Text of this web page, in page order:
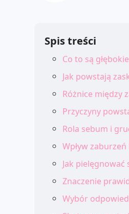
Spis treści
Co to są
Jak powstają
Różnice między
Przyczyny
Rola sebum i
Wpływ
Jak
Znaczenie
Wybór